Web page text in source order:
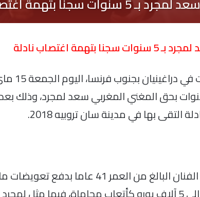
اغتصاب نادلة
بحق المغني المغربي سعد لمجرد، وذلك بعد
بها في مدينة سان تروبيه 2018.
وقضت المحكمة بإلزام الفنان البالغ من العمر